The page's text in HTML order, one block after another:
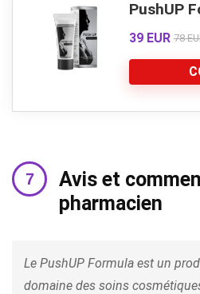
PushUP
39 EUR 78
Avis et
pharmacien
Le PushUP Formula est un
domaine des soins